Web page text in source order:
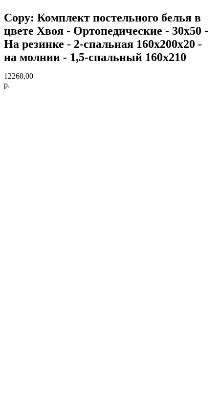
Copy: Комплект постельного белья в
цвете Хвоя - Ортопедические - 30х50 -
На резинке - 2-спальная 160х200х20 -
на молнии - 1,5-спальный 160х210
12260,00
р.